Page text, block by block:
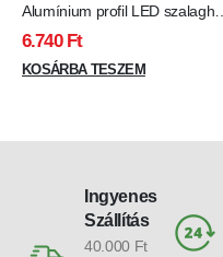
Alumínium profil LED szalaghoz
, gipszkartonhoz , 2 méter/db ,
MATT fedővel , eloxált
6.740 Ft
KOSÁRBA TESZEM
Ingyenes
Szállítás
40.000 Ft